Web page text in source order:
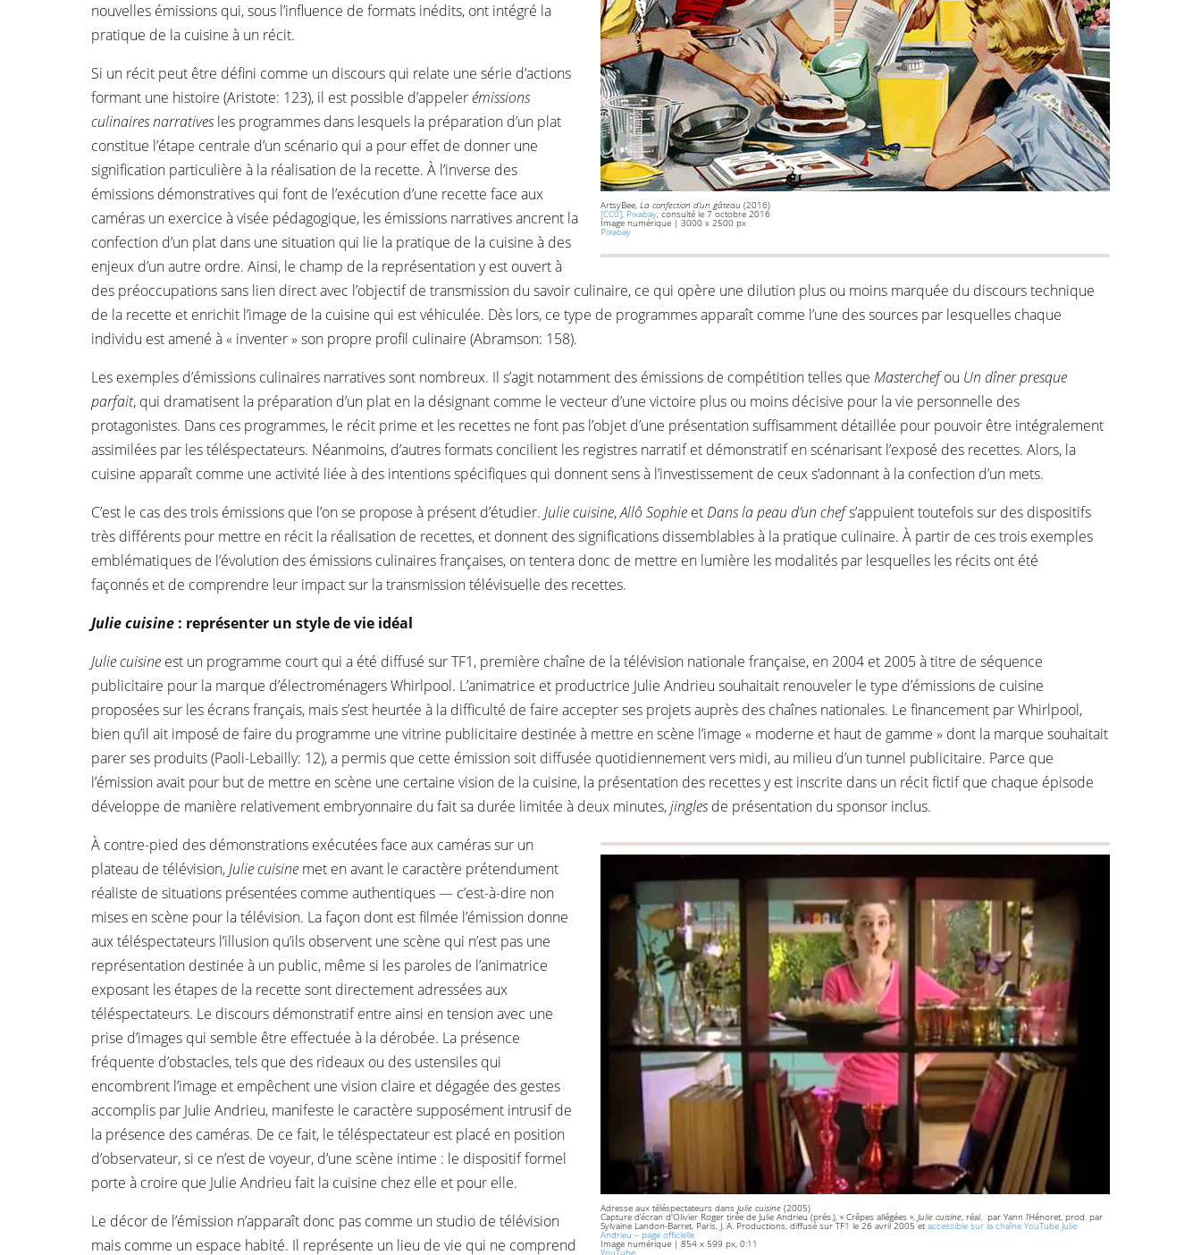
ArtsyBee, La confection d’un gâteau (2016)
[CC0], Pixabay, consulté le 7 octobre 2016
Image numérique | 3000 x 2500 px
Pixabay
nouvelles émissions qui, sous l’influence de formats inédits, ont intégré la
pratique de la cuisine à un récit.
Si un récit peut être défini comme un discours qui relate une série d’actions
formant une histoire (Aristote: 123), il est possible d’appelerémissions
culinaires narrativesles programmes dans lesquels la préparation d’un plat
constitue l’étape centrale d’un scénario qui a pour effet de donner une
signification particulière à la réalisation de la recette. À l’inverse des
émissions démonstratives qui font de l’exécution d’une recette face aux
caméras un exercice à visée pédagogique, les émissions narratives ancrent la
confection d’un plat dans une situation qui lie la pratique de la cuisine à des
enjeux d’un autre ordre. Ainsi, le champ de la représentation y est ouvert à
des préoccupations sans lien direct avec l’objectif de transmission du savoir culinaire, ce qui opère une dilution plus ou moins marquée du discours technique
de la recette et enrichit l’image de la cuisine qui est véhiculée. Dès lors, ce type de programmes apparaît comme l’une des sources par lesquelles chaque
individu est amené à « inventer » son propre profil culinaire (Abramson: 158).
Les exemples d’émissions culinaires narratives sont nombreux. Il s’agit notamment des émissions de compétition telles que Masterchefou Un dîner presque
parfait, qui dramatisent la préparation d’un plat en la désignant comme le vecteur d’une victoire plus ou moins décisive pour la vie personnelle des
protagonistes. Dans ces programmes, le récit prime et les recettes ne font pas l’objet d’une présentation suffisamment détaillée pour pouvoir être intégralement
assimilées par les téléspectateurs. Néanmoins, d’autres formats concilient les registres narratif et démonstratif en scénarisant l’exposé des recettes. Alors, la
cuisine apparaît comme une activité liée à des intentions spécifiques qui donnent sens à l’investissement de ceux s’adonnant à la confection d’un mets.
C’est le cas des trois émissions que l’on se propose à présent d’étudier. Julie cuisine,Allô Sophie etDans la peau d’un chefs’appuient toutefois sur des dispositifs
très différents pour mettre en récit la réalisation de recettes, et donnent des significations dissemblables à la pratique culinaire. À partir de ces trois exemples
emblématiques de l’évolution des émissions culinaires françaises, on tentera donc de mettre en lumière les modalités par lesquelles les récits ont été
façonnés et de comprendre leur impact sur la transmission télévisuelle des recettes.
Julie cuisine : représenter un style de vie idéal
Julie cuisine est un programme court qui a été diffusé sur TF1, première chaîne de la télévision nationale française, en 2004 et 2005 à titre de séquence
publicitaire pour la marque d’électroménagers Whirlpool. L’animatrice et productrice Julie Andrieu souhaitait renouveler le type d’émissions de cuisine
proposées sur les écrans français, mais s’est heurtée à la difficulté de faire accepter ses projets auprès des chaînes nationales. Le financement par Whirlpool,
bien qu’il ait imposé de faire du programme une vitrine publicitaire destinée à mettre en scène l’image « moderne et haut de gamme » dont la marque souhaitait
parer ses produits (Paoli-Lebailly: 12), a permis que cette émission soit diffusée quotidiennement vers midi, au milieu d’un tunnel publicitaire. Parce que
l’émission avait pour but de mettre en scène une certaine vision de la cuisine, la présentation des recettes y est inscrite dans un récit fictif que chaque épisode
développe de manière relativement embryonnaire du fait sa durée limitée à deux minutes,jinglesde présentation du sponsor inclus.
Adresse aux téléspectateurs dans Julie cuisine (2005)
Capture d’écran d'Olivier Roger tirée de Julie Andrieu (prés.), « Crêpes allégées », Julie cuisine, réal. par Yann l’Hénoret, prod. par
Sylvaine Landon-Barret, Paris, J. A. Productions, diffusé sur TF1 le 26 avril 2005 et accessible sur la chaîne YouTube Julie
Andrieu – page officielle
Image numérique | 854 x 599 px, 0:11
YouTube
À contre-pied des démonstrations exécutées face aux caméras sur un
plateau de télévision,Julie cuisine met en avant le caractère prétendument
réaliste de situations présentées comme authentiques — c’est-à-dire non
mises en scène pour la télévision. La façon dont est filmée l’émission donne
aux téléspectateurs l’illusion qu’ils observent une scène qui n’est pas une
représentation destinée à un public, même si les paroles de l’animatrice
exposant les étapes de la recette sont directement adressées aux
téléspectateurs. Le discours démonstratif entre ainsi en tension avec une
prise d’images qui semble être effectuée à la dérobée. La présence
fréquente d’obstacles, tels que des rideaux ou des ustensiles qui
encombrent l’image et empêchent une vision claire et dégagée des gestes
accomplis par Julie Andrieu, manifeste le caractère supposément intrusif de
la présence des caméras. De ce fait, le téléspectateur est placé en position
d’observateur, si ce n’est de voyeur, d’une scène intime : le dispositif formel
porte à croire que Julie Andrieu fait la cuisine chez elle et pour elle.
Le décor de l’émission n’apparaît donc pas comme un studio de télévision
mais comme un espace habité. Il représente un lieu de vie qui ne comprend